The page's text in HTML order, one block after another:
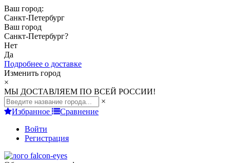
Ваш город:
Санкт-Петербург
Ваш город
Санкт-Петербург?
Нет
Да
Подробнее о доставке
Изменить город
×
МЫ ДОСТАВЛЯЕМ ПО ВСЕЙ РОССИИ!
×
Избранное
Сравнение
Войти
Регистрация